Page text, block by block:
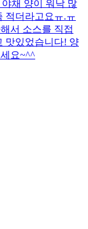
채 양이 워낙 많
적더라고요ㅠ.ㅠ
서 소스를 직접
맛있었습니다! 양
요~^^